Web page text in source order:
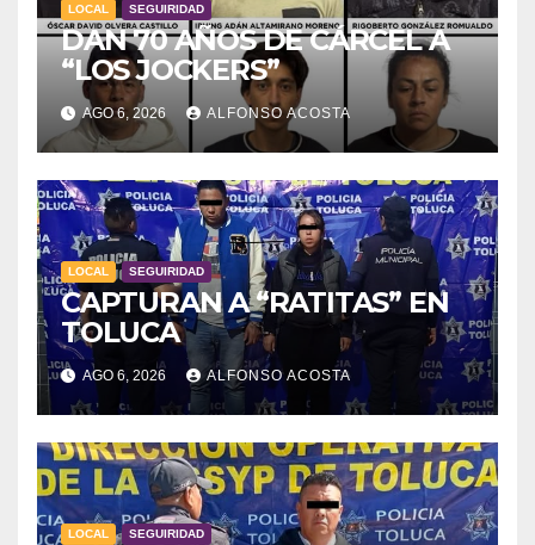
LOCAL SEGUIRIDAD
DAN 70 AÑOS DE CÁRCEL A
“LOS JOCKERS”
AGO 6, 2026 ALFONSO ACOSTA
LOCAL SEGUIRIDAD
CAPTURAN A “RATITAS” EN
TOLUCA
AGO 6, 2026 ALFONSO ACOSTA
LOCAL SEGUIRIDAD